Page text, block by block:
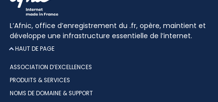
L’Afnic, office d’enregistrement du .fr, opère, maintient et
développe une infrastructure essentielle de l’internet.
HAUT DE PAGE
ASSOCIATION D’EXCELLENCES
PRODUITS & SERVICES
NOMS DE DOMAINE & SUPPORT